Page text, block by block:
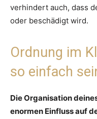
verhindert auch, dass
oder beschädigt wird.
Ordnung im
so einfach
Die Organisation
enormen Einfluss auf